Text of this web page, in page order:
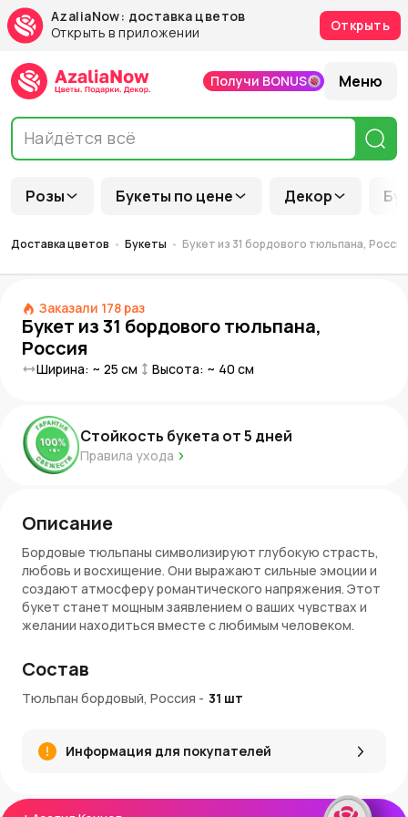
AzaliaNow: доставка цветов
Открыть в приложении
Открыть
Розы Букеты по цене Декор
Получи BONUS Меню
Доставка цветов Букеты Букет из 31 бордового тюльпана, Россия
Заказали 178 раз
Букет из 31 бордового тюльпана,
Россия
Ширина: ~ 25 см Высота: ~ 40 см
Стойкость букета от5 дней
Правила ухода
Описание
Бордовые тюльпаны символизируют глубокую страсть,
любовь и восхищение. Они выражают сильные эмоции и
создают атмосферу романтического напряжения. Этот
букет станет мощным заявлением о ваших чувствах и
желании находиться вместе с любимым человеком.
насыщенным и глубоким цветом. Они словно шепчут о
подойдет для выражения ваших сильных эмоций и
страсти.
Состав
Тюльпан бордовый, Россия - 31 шт
Информация для покупателей